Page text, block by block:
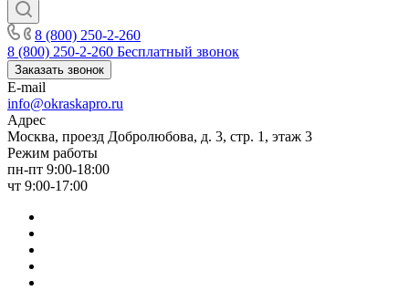
8 (800) 250-2-260
8 (800) 250-2-260 Бесплатный звонок
Заказать звонок
E-mail
info@okraskapro.ru
Адрес
Москва, проезд Добролюбова, д. 3, стр. 1, этаж 3
Режим работы
пн-пт 9:00-18:00
чт 9:00-17:00